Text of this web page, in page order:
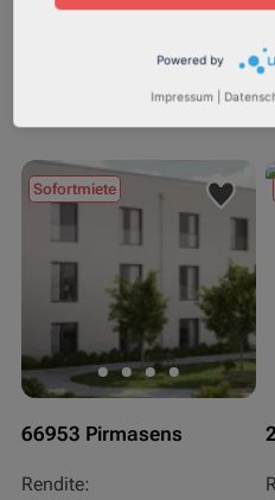
Gesamtfläche:
227.760,00 € - 244.860,00 €
Sofortmiete
66953 Pirmasens
Rendite:
Powered by
Impressum